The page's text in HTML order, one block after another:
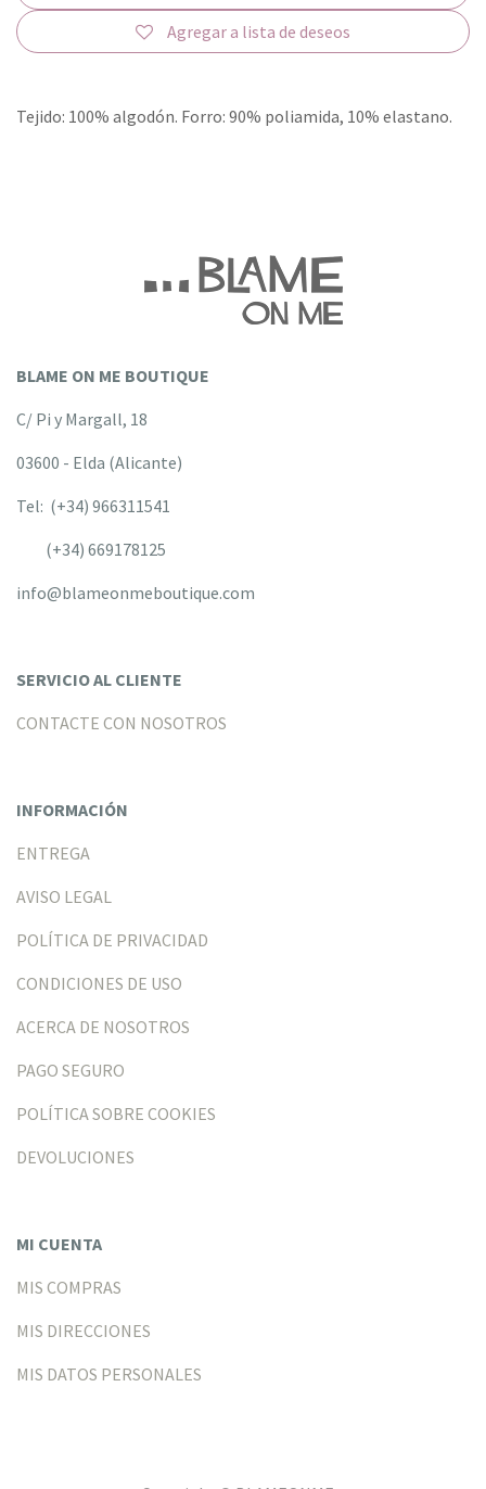
Agregar a lista de deseos
Tejido: 100% algodón. Forro: 90% poliamida, 10% elastano.
BLAME ON ME BOUTIQUE
C/ Pi y Margall, 18
03600 - Elda (Alicante)
Tel: (+34) 966311541
(+34) 669178125
info@blameonmeboutique.com
SERVICIO AL CLIENTE
CONTACTE CON NOSOTROS
INFORMACIÓN
ENTREGA
AVISO LEGAL
POLÍTICA DE PRIVACIDAD
CONDICIONES DE USO
ACERCA DE NOSOTROS
PAGO SEGURO
POLÍTICA SOBRE COOKIES
DEVOLUCIONES
MI CUENTA
MIS COMPRAS
MIS DIRECCIONES
MIS DATOS PERSONALES